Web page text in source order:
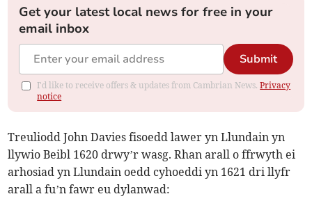
Get your latest local news for free in your
email inbox
Submit
I'd like to receive offers & updates from Cambrian News.Privacy
notice
Treuliodd John Davies fisoedd lawer yn Llundain yn
llywio Beibl 1620 drwy’r wasg. Rhan arall o ffrwyth ei
arhosiad yn Llundain oedd cyhoeddi yn 1621 dri llyfr
arall a fu’n fawr eu dylanwad: